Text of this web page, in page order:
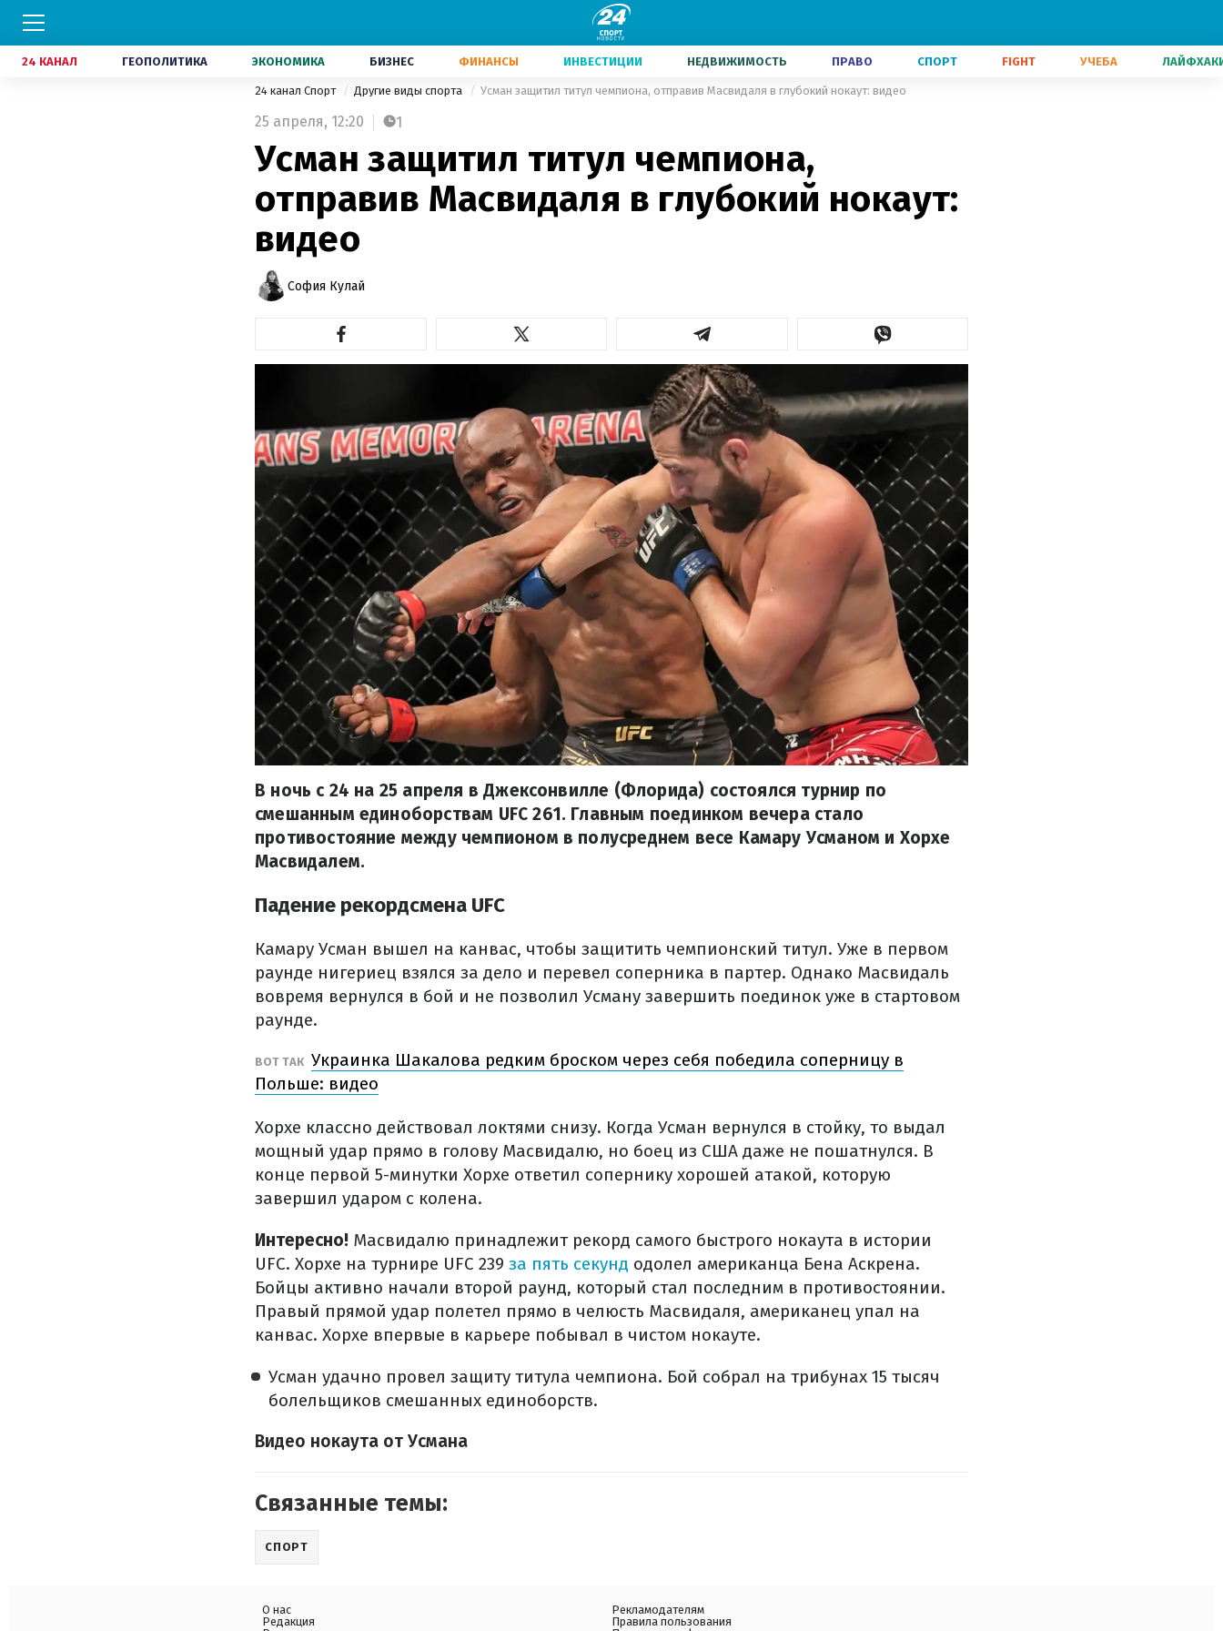
24 КАНАЛ ГЕОПОЛИТИКА ЭКОНОМИКА БИЗНЕС ФИНАНСЫ ИНВЕСТИЦИИ НЕДВИЖИМОСТЬ ПРАВО СПОРТ FIGHT УЧЕБА
24 канал Спорт Другие виды спорта Усман защитил титул чемпиона, отправив Масвидаля в глубокий нокаут: видео
25 апреля, 12:20 1
Усман защитил титул чемпиона,
отправив Масвидаля в глубокий нокаут:
видео
София Кулай
В ночь с 24 на 25 апреля в Джексонвилле (Флорида) состоялся турнир по
смешанным единоборствам UFC 261. Главным поединком вечера стало
противостояние между чемпионом в полусреднем весе Камару Усманом и Хорхе
Масвидалем.
Падение рекордсмена UFC
Камару Усман вышел на канвас, чтобы защитить чемпионский титул. Уже в первом
раунде нигериец взялся за дело и перевел соперника в партер. Однако Масвидаль
вовремя вернулся в бой и не позволил Усману завершить поединок уже в стартовом
раунде.
ВОТ ТАК Украинка Шакалова редким броском через себя победила соперницу в
Польше: видео
Хорхе классно действовал локтями снизу. Когда Усман вернулся в стойку, то выдал
мощный удар прямо в голову Масвидалю, но боец из США даже не пошатнулся. В
конце первой 5-минутки Хорхе ответил сопернику хорошей атакой, которую
завершил ударом с колена.
Интересно! Масвидалю принадлежит рекорд самого быстрого нокаута в истории
UFC. Хорхе на турнире UFC 239 за пять секунд одолел американца Бена Аскрена.
Бойцы активно начали второй раунд, который стал последним в противостоянии.
Правый прямой удар полетел прямо в челюсть Масвидаля, американец упал на
канвас. Хорхе впервые в карьере побывал в чистом нокауте.
Усман удачно провел защиту титула чемпиона. Бой собрал на трибунах 15 тысяч
болельщиков смешанных единоборств.
Видео нокаута от Усмана
Связанные темы:
СПОРТ
О нас
Редакция
Рекламодателям
Правила пользования